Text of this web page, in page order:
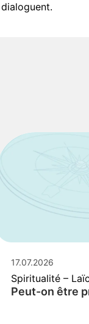
17.07.2026
Spiritualité –
Peut-on être